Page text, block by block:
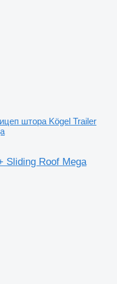
штора Kögel Trailer
Sliding Roof Mega